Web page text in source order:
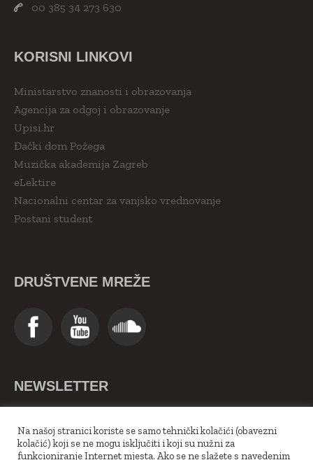
00 385 34 273 630
KORISNI LINKOVI
Ministarstvo znanosti i obrazovanja
Agencija za odgoj i obrazovanje
Upisi.hr
Đački dom Požega
Muzička akademija Zagreb
eLektire
Nacionalni centar za vanjsko vrednovanje
Postani student
DRUŠTVENE MREŽE
NEWSLETTER
Na našoj stranici koriste se samo tehnički kolačići (obavezni
kolačić) koji se ne mogu isključiti i koji su nužni za
funkcioniranje Internet mjesta. Ako se ne slažete s navedenim